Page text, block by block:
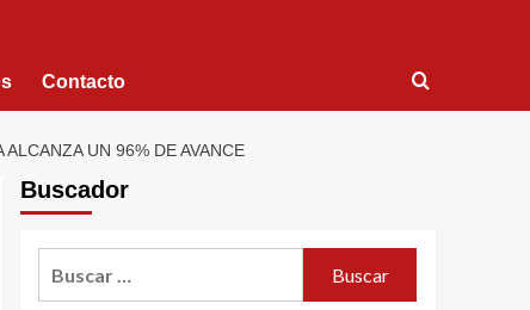
Contacto
UN 96% DE AVANCE
Buscador